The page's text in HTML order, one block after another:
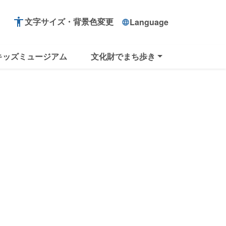
accessibility文字サイズ・背景色変更 languageLanguage
ッズミュージアム 文化財でまち歩き